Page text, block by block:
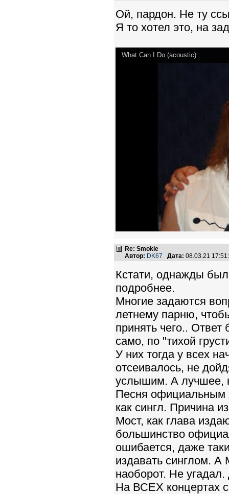
Ой, пардон. Не ту
Я то хотел это, на
What Can I Do (acoustic)
Re: Smokie
Автор: DK67 Дата: 08.03.21
Кстати, однажды
подробнее.
Многие задаются
летнему парню,
принять чего.. Ответ
само, по "тихой
У них тогда у всех
отсеивалось, не
услышим. А лучшее,
Песня официальным
как сингл. Причина
Мост, как глава
большинство
ошибается, даже
издавать синглом. А
наоборот. Не
На ВСЕХ концертах